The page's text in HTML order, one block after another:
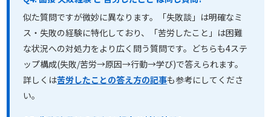
似た質問ですが微妙に異なります。「失敗談」は明確なミ
ス・失敗の経験に特化しており、「苦労したこと」は困難
な状況への対処力をより広く問う質問です。どちらも4ステ
ップ構成(失敗/苦労→原因→行動→学び)で答えられます。
詳しくは苦労したことの答え方の記事も参考にしてくださ
い。